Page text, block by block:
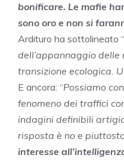
bonificare. Le mafie
sono oro e non si
Ardituro ha sottolineato “
dell’appannaggio
transizione ecologica.
E ancora: “Possiamo
fenomeno dei traffici
indagini definibili
risposta è no e
interesse